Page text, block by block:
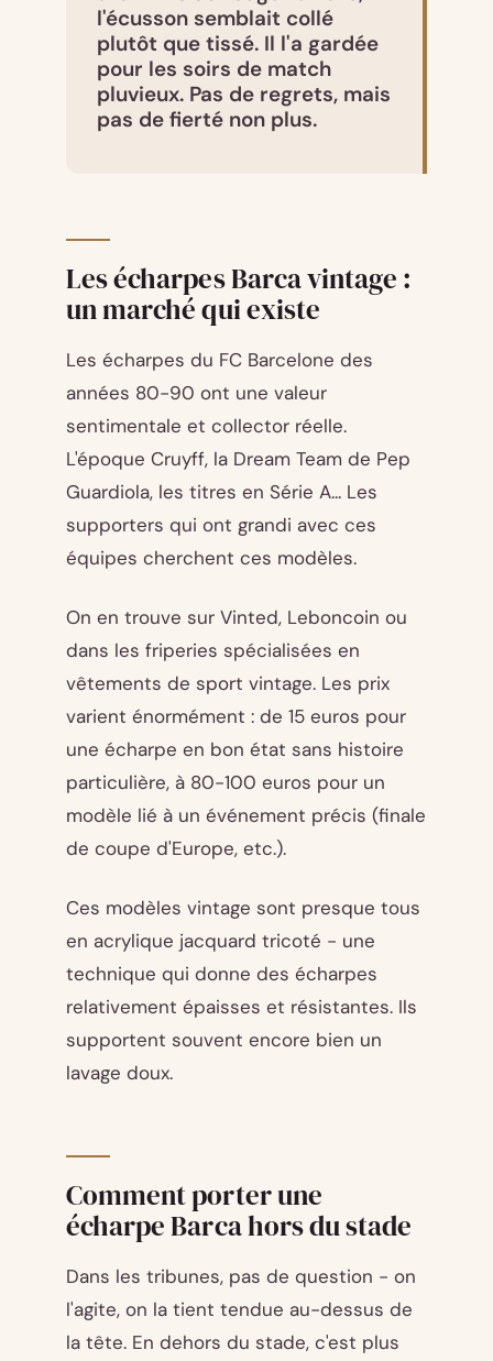
l'écusson semblait collé
plutôt que tissé. Il l'a gardée
pour les soirs de match
pluvieux. Pas de regrets, mais
pas de fierté non plus.
Les écharpes Barca vintage :
un marché qui existe
Les écharpes du FC Barcelone des
années 80-90 ont une valeur
sentimentale et collector réelle.
L'époque Cruyff, la Dream Team de Pep
Guardiola, les titres en Série A... Les
supporters qui ont grandi avec ces
équipes cherchent ces modèles.
On en trouve sur Vinted, Leboncoin ou
dans les friperies spécialisées en
vêtements de sport vintage. Les prix
varient énormément : de 15 euros pour
une écharpe en bon état sans histoire
particulière, à 80-100 euros pour un
modèle lié à un événement précis (finale
de coupe d'Europe, etc.).
Ces modèles vintage sont presque tous
en acrylique jacquard tricoté - une
technique qui donne des écharpes
relativement épaisses et résistantes. Ils
supportent souvent encore bien un
lavage doux.
Comment porter une
écharpe Barca hors du stade
Dans les tribunes, pas de question - on
l'agite, on la tient tendue au-dessus de
la tête. En dehors du stade, c'est plus